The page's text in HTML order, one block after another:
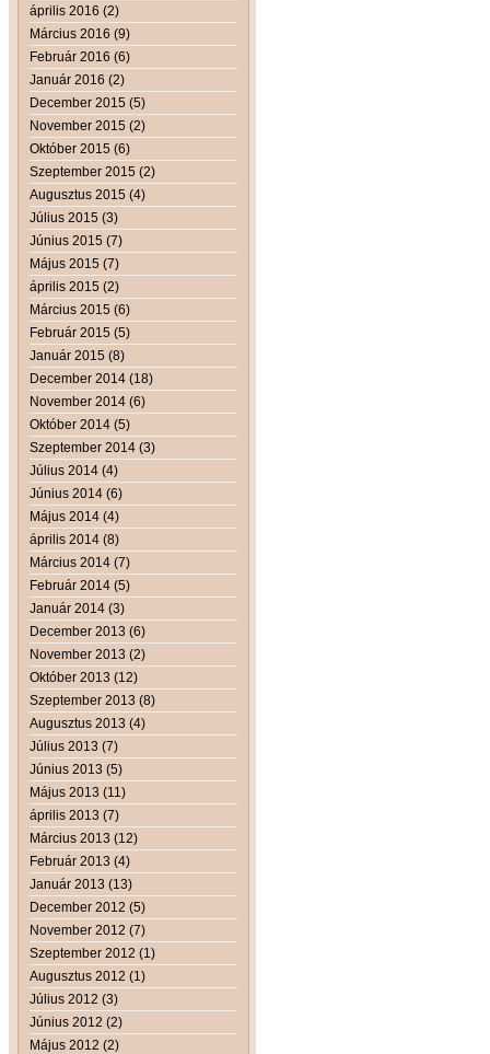
április 2016 (2)
Március 2016 (9)
Február 2016 (6)
Január 2016 (2)
December 2015 (5)
November 2015 (2)
Október 2015 (6)
Szeptember 2015 (2)
Augusztus 2015 (4)
Július 2015 (3)
Június 2015 (7)
Május 2015 (7)
április 2015 (2)
Március 2015 (6)
Február 2015 (5)
Január 2015 (8)
December 2014 (18)
November 2014 (6)
Október 2014 (5)
Szeptember 2014 (3)
Július 2014 (4)
Június 2014 (6)
Május 2014 (4)
április 2014 (8)
Március 2014 (7)
Február 2014 (5)
Január 2014 (3)
December 2013 (6)
November 2013 (2)
Október 2013 (12)
Szeptember 2013 (8)
Augusztus 2013 (4)
Július 2013 (7)
Június 2013 (5)
Május 2013 (11)
április 2013 (7)
Március 2013 (12)
Február 2013 (4)
Január 2013 (13)
December 2012 (5)
November 2012 (7)
Szeptember 2012 (1)
Augusztus 2012 (1)
Július 2012 (3)
Június 2012 (2)
Május 2012 (2)